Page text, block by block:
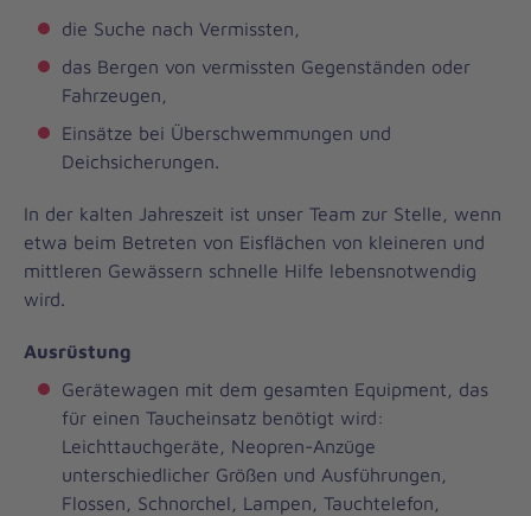
die Suche nach Vermissten,
das Bergen von vermissten Gegenständen oder
Fahrzeugen,
Einsätze bei Überschwemmungen und
Deichsicherungen.
In der kalten Jahreszeit ist unser Team zur Stelle, wenn
etwa beim Betreten von Eisflächen von kleineren und
mittleren Gewässern schnelle Hilfe lebensnotwendig
wird.
Ausrüstung
Gerätewagen mit dem gesamten Equipment, das
für einen Taucheinsatz benötigt wird:
Leichttauchgeräte, Neopren-Anzüge
unterschiedlicher Größen und Ausführungen,
Flossen, Schnorchel, Lampen, Tauchtelefon,